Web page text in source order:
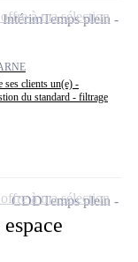
ses clients un(e) -
du standard - filtrage
IntérimTemps plein
à ma sélection
CDDTemps plein
à ma sélection